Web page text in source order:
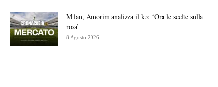
Milan, Amorim analizza il ko: ‘Ora le scelte sulla
rosa’
8 Agosto 2026